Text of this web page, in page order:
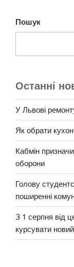
Пошук
Останні
У Львові
Як обрати
Кабмін
оборони
Голову
поширенні
З 1 серпня від
курсувати